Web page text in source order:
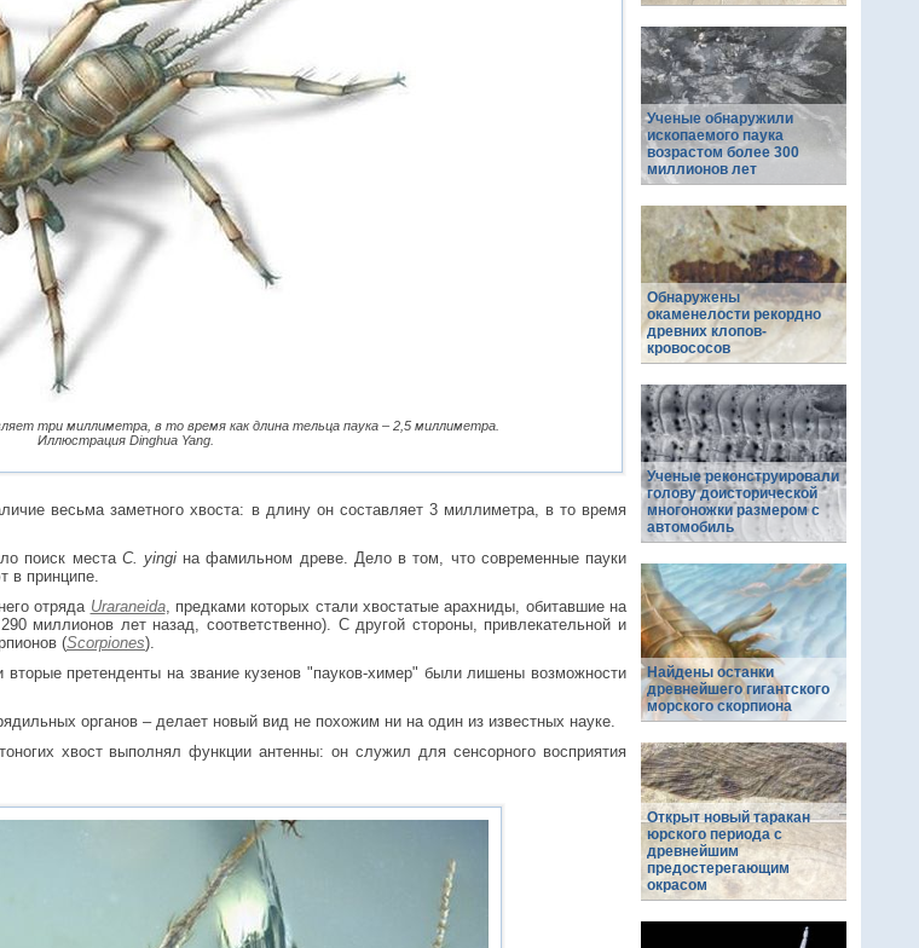
три миллиметра, в то время как длина тельца паука – 2,5 миллиметра.
Иллюстрация Dinghua Yang.
весьма заметного хвоста: в длину он составляет 3 миллиметра, в то время
поиск места C. yingi на фамильном древе. Дело в том, что современные пауки
в принципе.
отряда Uraraneida, предками которых стали хвостатые арахниды, обитавшие на
миллионов лет назад, соответственно). С другой стороны, привлекательной и
(Scorpiones).
претенденты на звание кузенов "пауков-химер" были лишены возможности
органов – делает новый вид не похожим ни на один из известных науке.
хвост выполнял функции антенны: он служил для сенсорного восприятия
Ученые обнаружили
ископаемого паука
возрастом более 300
миллионов лет
Обнаружены
окаменелости рекордно
древних клопов-
кровососов
Ученые реконструировали
голову доисторической
многоножки размером с
автомобиль
Найдены останки
древнейшего гигантского
морского скорпиона
Открыт новый таракан
юрского периода с
древнейшим
предостерегающим
окрасом